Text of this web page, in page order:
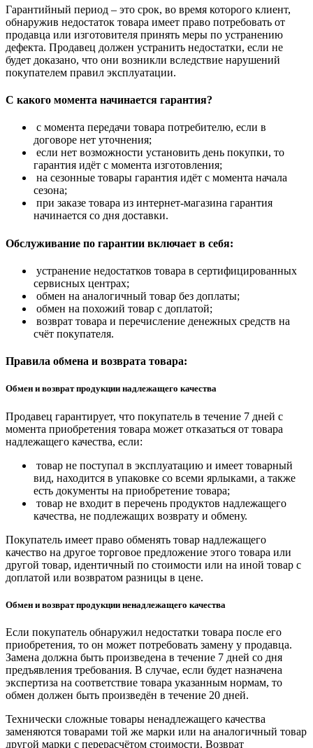
Гарантийный период – это срок, во время которого клиент,
обнаружив недостаток товара имеет право потребовать от
продавца или изготовителя принять меры по устранению
дефекта. Продавец должен устранить недостатки, если не
будет доказано, что они возникли вследствие нарушений
покупателем правил эксплуатации.
С какого момента начинается гарантия?
с момента передачи товара потребителю, если в
договоре нет уточнения;
если нет возможности установить день покупки, то
гарантия идёт с момента изготовления;
на сезонные товары гарантия идёт с момента начала
сезона;
при заказе товара из интернет-магазина гарантия
начинается со дня доставки.
Обслуживание по гарантии включает в себя:
устранение недостатков товара в сертифицированных
сервисных центрах;
обмен на аналогичный товар без доплаты;
обмен на похожий товар с доплатой;
возврат товара и перечисление денежных средств на
счёт покупателя.
Правила обмена и возврата товара:
Обмен и возврат продукции надлежащего качества
Продавец гарантирует, что покупатель в течение 7 дней с
момента приобретения товара может отказаться от товара
надлежащего качества, если:
товар не поступал в эксплуатацию и имеет товарный
вид, находится в упаковке со всеми ярлыками, а также
есть документы на приобретение товара;
товар не входит в перечень продуктов надлежащего
качества, не подлежащих возврату и обмену.
Покупатель имеет право обменять товар надлежащего
качество на другое торговое предложение этого товара или
другой товар, идентичный по стоимости или на иной товар с
доплатой или возвратом разницы в цене.
Обмен и возврат продукции ненадлежащего качества
Если покупатель обнаружил недостатки товара после его
приобретения, то он может потребовать замену у продавца.
Замена должна быть произведена в течение 7 дней со дня
предъявления требования. В случае, если будет назначена
экспертиза на соответствие товара указанным нормам, то
обмен должен быть произведён в течение 20 дней.
Технически сложные товары ненадлежащего качества
заменяются товарами той же марки или на аналогичный товар
другой марки с перерасчётом стоимости. Возврат